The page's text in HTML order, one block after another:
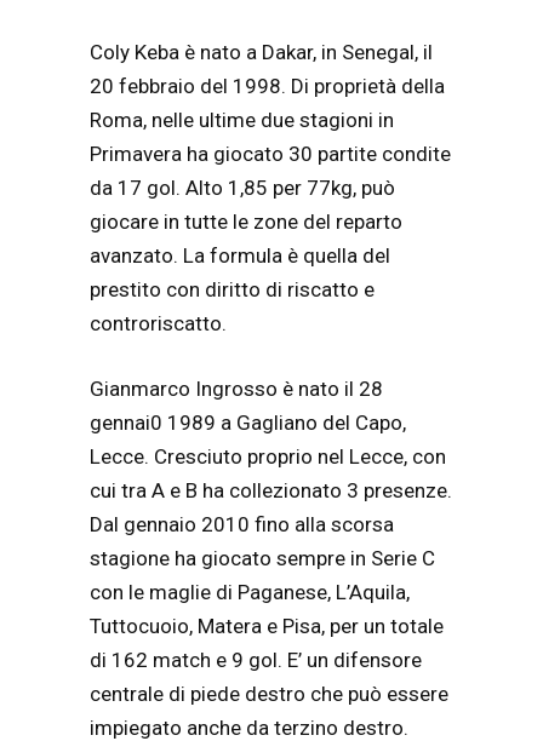
Coly Keba è nato a Dakar, in Senegal, il
20 febbraio del 1998. Di proprietà della
Roma, nelle ultime due stagioni in
Primavera ha giocato 30 partite condite
da 17 gol. Alto 1,85 per 77kg, può
giocare in tutte le zone del reparto
avanzato. La formula è quella del
prestito con diritto di riscatto e
controriscatto.
Gianmarco Ingrosso è nato il 28
gennai0 1989 a Gagliano del Capo,
Lecce. Cresciuto proprio nel Lecce, con
cui tra A e B ha collezionato 3 presenze.
Dal gennaio 2010 fino alla scorsa
stagione ha giocato sempre in Serie C
con le maglie di Paganese, L’Aquila,
Tuttocuoio, Matera e Pisa, per un totale
di 162 match e 9 gol. E’ un difensore
centrale di piede destro che può essere
impiegato anche da terzino destro.